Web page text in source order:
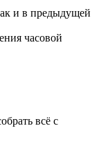
и в предыдущей
часовой
всё с